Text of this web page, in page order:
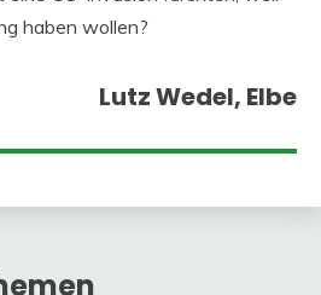
haben wollen?
Lutz Wedel, Elbe